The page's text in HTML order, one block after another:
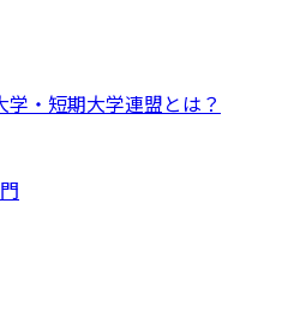
学・短期大学連盟とは？